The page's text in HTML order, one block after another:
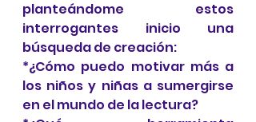
planteándome estos
interrogantes inicio una
búsqueda de creación:
*¿Cómo puedo motivar más a
los niños y niñas a sumergirse
en el mundo de la lectura?